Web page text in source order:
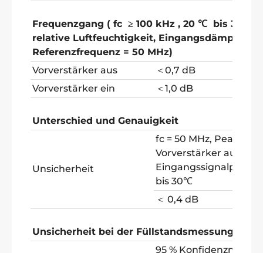
Frequenzgang (fc ≥100 kHz, 20 ℃ bis 30
relative Luftfeuchtigkeit, Eingangsdämpfung
Referenzfrequenz = 50 MHz)
Vorverstärker aus
＜0,7 dB
Vorverstärker ein
＜1,0 dB
Unterschied und Genauigkeit
Unsicherheit
fc = 50 MHz, Peak-
Vorverstärker aus,
Eingangssignalpegel
bis 30℃
＜ 0,4 dB
Unsicherheit bei der Füllstandsmessung
95 %